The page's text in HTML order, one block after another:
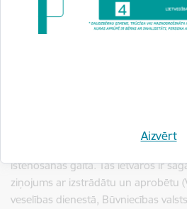
Aizvērt
Latvijas iedzīvotājiem.
Tika prezentēta arī Eiropas Sociālā
īstenošanas gaita. Tās ietvaros ir
ziņojums ar izstrādātu un aprobētu
veselības dienestā, Būvniecības